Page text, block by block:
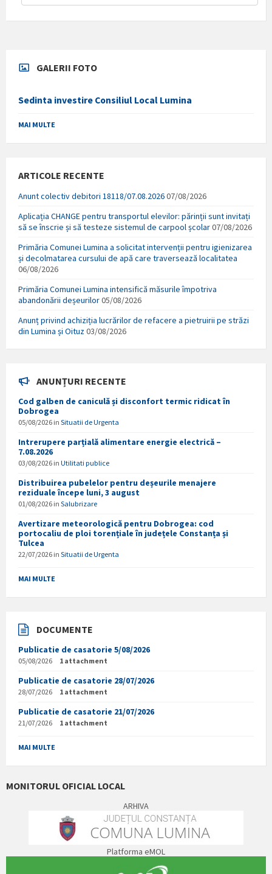
GALERII FOTO
Sedinta investire Consiliul Local Lumina
MAI MULTE
ARTICOLE RECENTE
Anunt colectiv debitori 18118/07.08.202607/08/2026
Aplicația CHANGE pentru transportul elevilor: părinții sunt invitați
să se înscrie și să testeze sistemul de carpool școlar07/08/2026
Primăria Comunei Lumina a solicitat intervenții pentru igienizarea
și decolmatarea cursului de apă care traversează localitatea
06/08/2026
Primăria Comunei Lumina intensifică măsurile împotriva
abandonării deșeurilor05/08/2026
Anunț privind achiziția lucrărilor de refacere a pietruirii pe străzi
din Lumina și Oituz03/08/2026
ANUNȚURI RECENTE
Cod galben de caniculă și disconfort termic ridicat în
Dobrogea
05/08/2026 in Situatii de Urgenta
Intrerupere parțială alimentare energie electrică –
7.08.2026
03/08/2026 in Utilitati publice
Distribuirea pubelelor pentru deșeurile menajere
reziduale începe luni, 3 august
01/08/2026 in Salubrizare
Avertizare meteorologică pentru Dobrogea: cod
portocaliu de ploi torențiale în județele Constanța și
Tulcea
22/07/2026 in Situatii de Urgenta
MAI MULTE
DOCUMENTE
Publicatie de casatorie 5/08/2026
05/08/2026 1 attachment
Publicatie de casatorie 28/07/2026
28/07/2026 1 attachment
Publicatie de casatorie 21/07/2026
21/07/2026 1 attachment
MAI MULTE
MONITORUL OFICIAL LOCAL
ARHIVA
Platforma eMOL